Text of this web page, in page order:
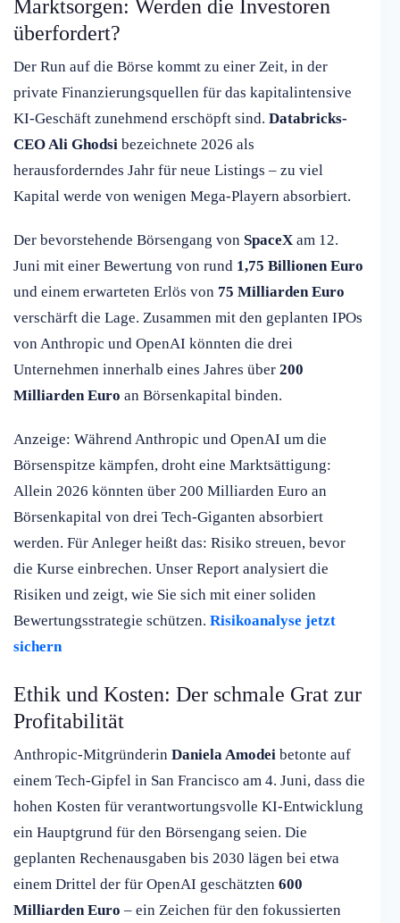
Marktsorgen: Werden die Investoren
überfordert?
Der Run auf die Börse kommt zu einer Zeit, in der
private Finanzierungsquellen für das kapitalintensive
KI-Geschäft zunehmend erschöpft sind. Databricks-
CEO Ali Ghodsi bezeichnete 2026 als
herausforderndes Jahr für neue Listings – zu viel
Kapital werde von wenigen Mega-Playern absorbiert.
Der bevorstehende Börsengang von SpaceX am 12.
Juni mit einer Bewertung von rund 1,75 Billionen Euro
und einem erwarteten Erlös von 75 Milliarden Euro
verschärft die Lage. Zusammen mit den geplanten IPOs
von Anthropic und OpenAI könnten die drei
Unternehmen innerhalb eines Jahres über 200
Milliarden Euro an Börsenkapital binden.
Anzeige: Während Anthropic und OpenAI um die
Börsenspitze kämpfen, droht eine Marktsättigung:
Allein 2026 könnten über 200 Milliarden Euro an
Börsenkapital von drei Tech-Giganten absorbiert
werden. Für Anleger heißt das: Risiko streuen, bevor
die Kurse einbrechen. Unser Report analysiert die
Risiken und zeigt, wie Sie sich mit einer soliden
Bewertungsstrategie schützen. Risikoanalyse jetzt
sichern
Ethik und Kosten: Der schmale Grat zur
Profitabilität
Anthropic-Mitgründerin Daniela Amodei betonte auf
einem Tech-Gipfel in San Francisco am 4. Juni, dass die
hohen Kosten für verantwortungsvolle KI-Entwicklung
ein Hauptgrund für den Börsengang seien. Die
geplanten Rechenausgaben bis 2030 lägen bei etwa
einem Drittel der für OpenAI geschätzten 600
Milliarden Euro – ein Zeichen für den fokussierten